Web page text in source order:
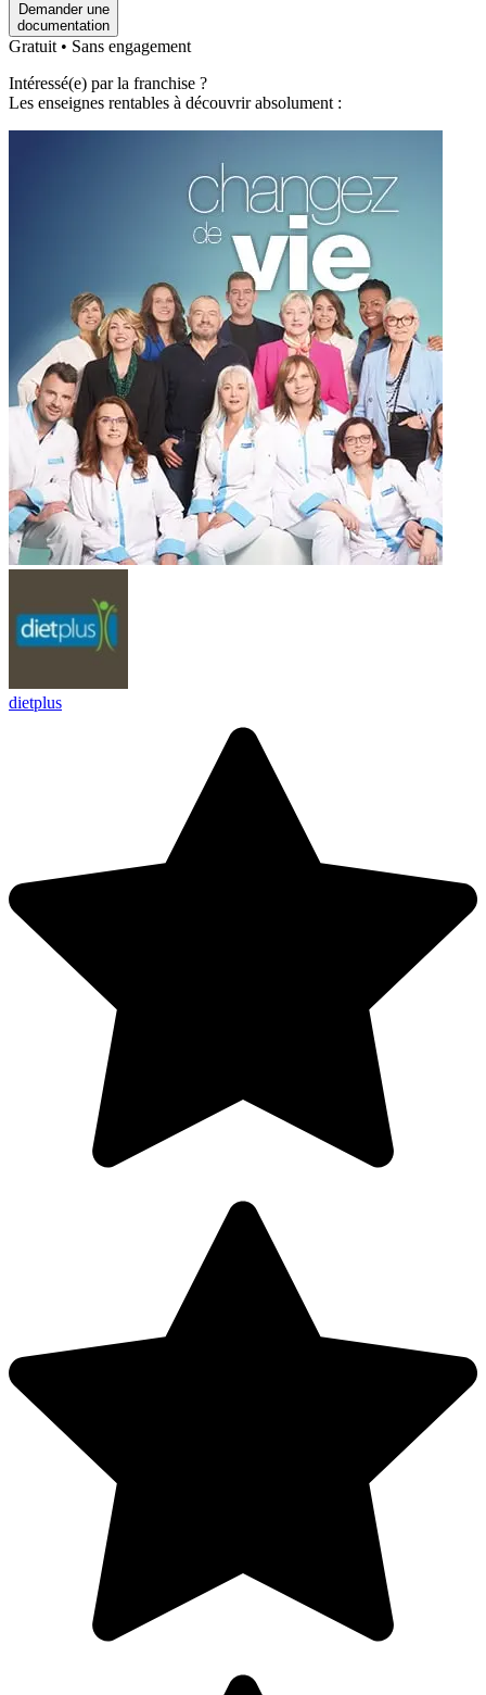
Demander une
documentation
Gratuit • Sans engagement
Intéressé(e) par la franchise ?
Les enseignes rentables à découvrir absolument :
dietplus